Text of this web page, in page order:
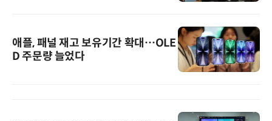
애플, 패널 재고 보유기간 확대…OLE
D 주문량 늘었다